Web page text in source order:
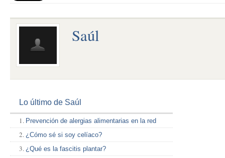
Saúl
Lo último de Saúl
Prevención de alergias alimentarias en la red
¿Cómo sé si soy celíaco?
¿Qué es la fascitis plantar?